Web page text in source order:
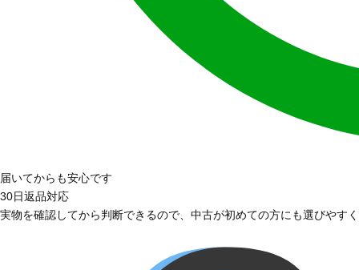
届いてからも安心です
30日返品対応
実物を確認してから判断できるので、中古が初めての方にも選びやす